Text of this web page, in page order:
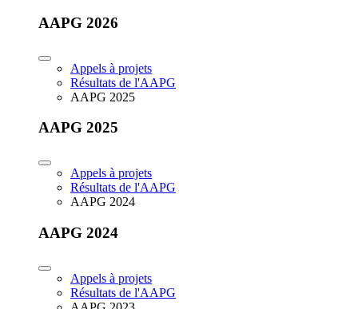
AAPG 2026
Appels à projets
Résultats de l'AAPG
AAPG 2025
AAPG 2025
Appels à projets
Résultats de l'AAPG
AAPG 2024
AAPG 2024
Appels à projets
Résultats de l'AAPG